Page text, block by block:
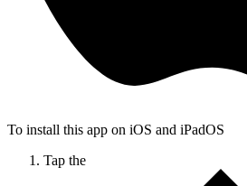
To install this app on iOS and iPadOS
Tap the